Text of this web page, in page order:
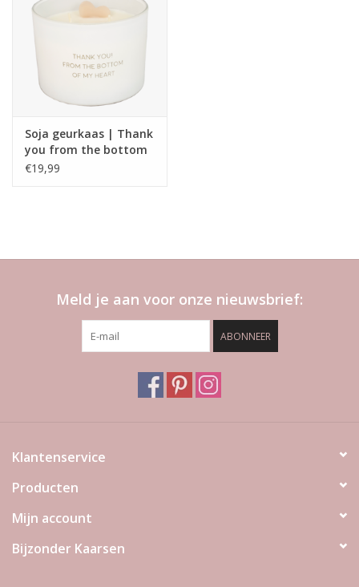
Blog
Merken
Soja geurkaas | Thank
you from the bottom
of my heart | Fresh
€19,99
Meld je aan voor onze nieuwsbrief:
ABONNEER
Klantenservice
Producten
Mijn account
Bijzonder Kaarsen